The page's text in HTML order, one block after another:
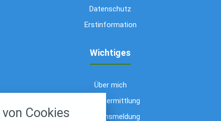
Datenschutz
Erstinformation
Wichtiges
Über mich
Bedarfsermittlung
Schadensmeldung
Cookies
alle verwendeten Cookies und